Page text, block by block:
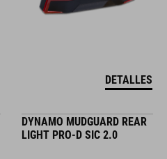
DETALLES
DYNAMO MUDGUARD REAR
LIGHT PRO-D SIC 2.0